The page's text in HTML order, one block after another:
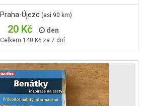
Praha-Újezd (asi 90 km)
20 Kč den
Celkem 140 Kč za 7 dní.